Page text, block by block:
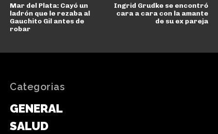
Mar del Plata: Cayó un
ladrón que le rezaba al
Gauchito Gil antes de
robar
Ingrid Grudke se encontró
cara a cara con la amante
de su ex pareja
Categorias
GENERAL
SALUD